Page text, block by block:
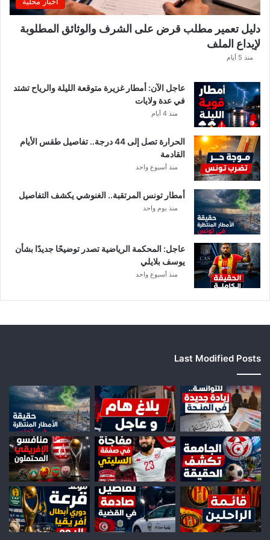
ه
ذ
ي
م
ة
ا
ل
م
ن
ح
ة
ب
ع
د
ا
ل
ت
ر
ي
دليل تعمير مطلب قرض على الشرف والوثائق المطلوبة
لإيداع الملف
منذ 5 أيام
عاجل الآن: أمطار غزيرة متوقعة الليلة والرياح تشتد
في عدة ولايات
منذ 4 أيام
الحرارة تصل إلى 44 درجة.. تفاصيل طقس الأيام
القادمة
منذ أسبوع واحد
أمطار تونس المرتقبة.. الغنوشي يكشف التفاصيل
منذ يوم واحد
عاجل: المحكمة الرياضية تصدر توضيحًا جديدًا بشأن
يوسف بلايلي
منذ أسبوع واحد
Last Modified Posts